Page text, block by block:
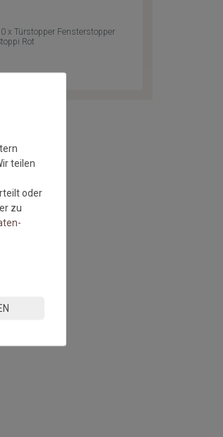
x Türstopper Fensterstopper
Rot
teilen
oder
zu